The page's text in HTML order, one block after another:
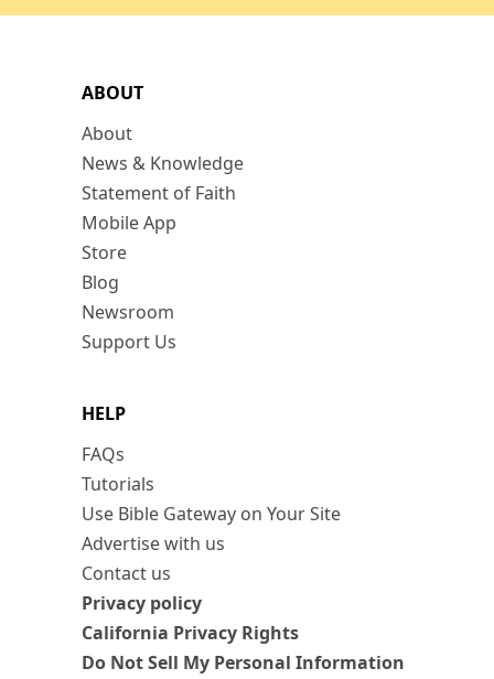
ABOUT
About
News & Knowledge
Statement of Faith
Mobile App
Store
Blog
Newsroom
Support Us
HELP
FAQs
Tutorials
Use Bible Gateway on Your Site
Advertise with us
Contact us
Privacy policy
California Privacy Rights
Do Not Sell My Personal Information